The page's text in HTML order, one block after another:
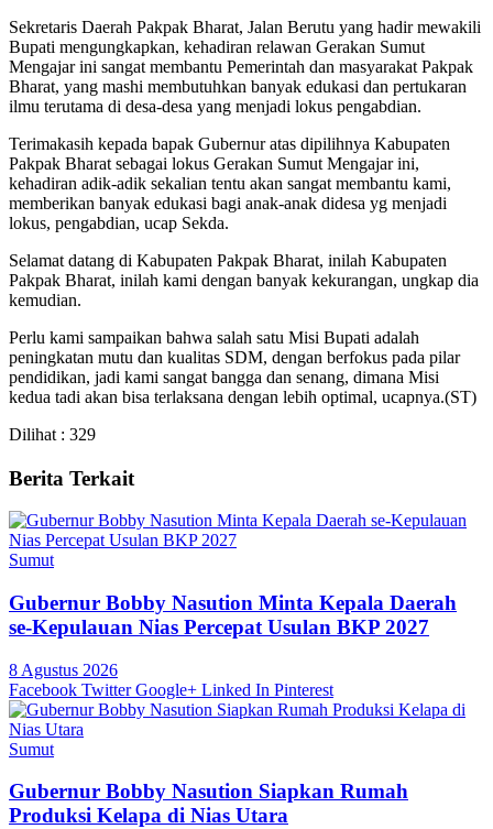
Sekretaris Daerah Pakpak Bharat, Jalan Berutu yang hadir mewakili
Bupati mengungkapkan, kehadiran relawan Gerakan Sumut
Mengajar ini sangat membantu Pemerintah dan masyarakat Pakpak
Bharat, yang mashi membutuhkan banyak edukasi dan pertukaran
ilmu terutama di desa-desa yang menjadi lokus pengabdian.
Terimakasih kepada bapak Gubernur atas dipilihnya Kabupaten
Pakpak Bharat sebagai lokus Gerakan Sumut Mengajar ini,
kehadiran adik-adik sekalian tentu akan sangat membantu kami,
memberikan banyak edukasi bagi anak-anak didesa yg menjadi
lokus, pengabdian, ucap Sekda.
Selamat datang di Kabupaten Pakpak Bharat, inilah Kabupaten
Pakpak Bharat, inilah kami dengan banyak kekurangan, ungkap dia
kemudian.
Perlu kami sampaikan bahwa salah satu Misi Bupati adalah
peningkatan mutu dan kualitas SDM, dengan berfokus pada pilar
pendidikan, jadi kami sangat bangga dan senang, dimana Misi
kedua tadi akan bisa terlaksana dengan lebih optimal, ucapnya.(ST)
Dilihat : 329
Berita Terkait
Sumut
Gubernur Bobby Nasution Minta Kepala Daerah
se-Kepulauan Nias Percepat Usulan BKP 2027
8 Agustus 2026
Facebook Twitter Google+ Linked In Pinterest
Sumut
Gubernur Bobby Nasution Siapkan Rumah
Produksi Kelapa di Nias Utara